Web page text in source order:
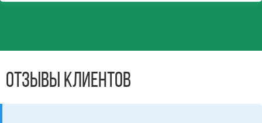
Отзывы клиентов